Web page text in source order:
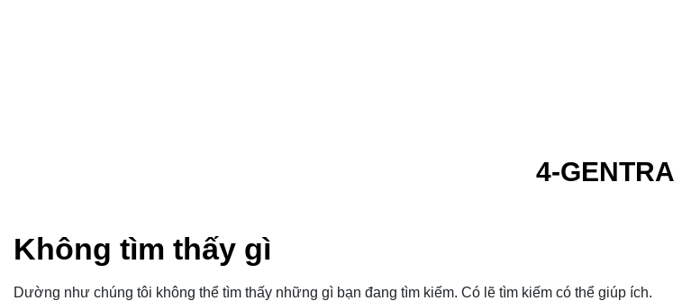
4-GENTRA
Không tìm thấy gì
Dường như chúng tôi không thể tìm thấy những gì bạn đang tìm kiếm. Có lẽ tìm kiếm có thể giúp ích.